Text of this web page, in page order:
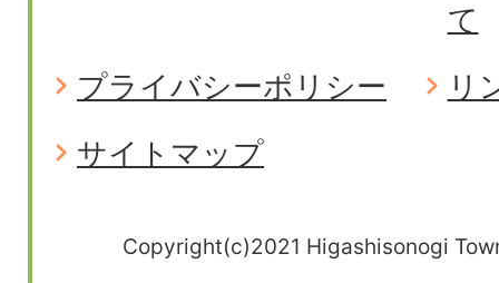
て
プライバシーポリシー
リ
サイトマップ
Copyright(c)2021 Higashisonogi